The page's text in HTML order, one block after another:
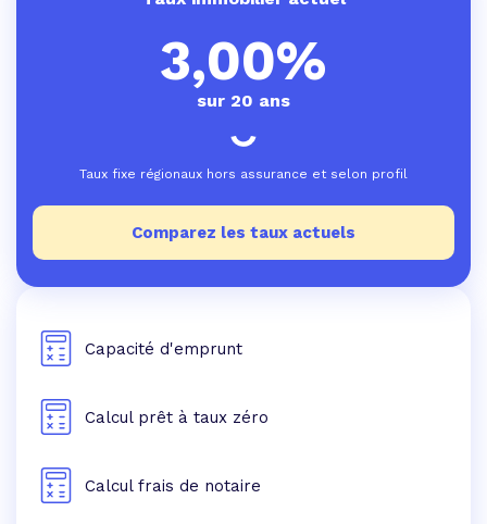
3,00%
sur 20 ans
Taux fixe régionaux hors assurance et selon profil
Comparez les taux actuels
Capacité d'emprunt
Calcul prêt à taux zéro
Calcul frais de notaire